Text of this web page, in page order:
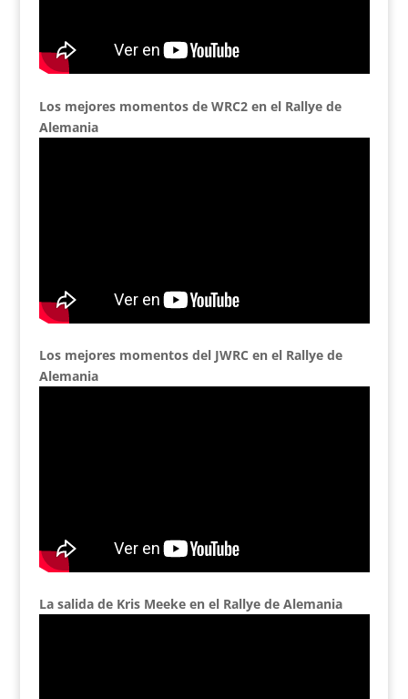
Los mejores momentos de WRC2 en el Rallye de
Alemania
Los mejores momentos del JWRC en el Rallye de
Alemania
La salida de Kris Meeke en el Rallye de Alemania